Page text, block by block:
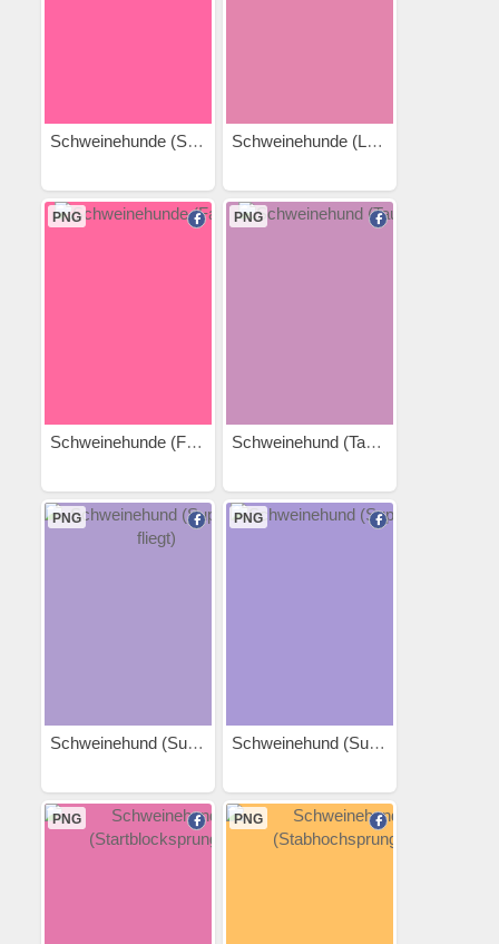
Schweinehunde (Schubkarre) Schweinehunde (Laufen)
PNG
Schweinehunde (Fangen)
PNG
Schweinehund (Taucher)
PNG
Schweinehund (Superheld...
PNG
Schweinehund (Superheld)
PNG PNG